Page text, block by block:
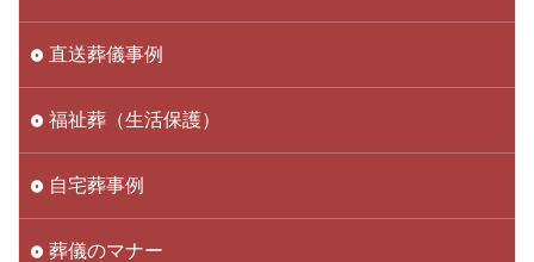
直送葬儀事例
福祉葬（生活保護）
自宅葬事例
葬儀のマナー